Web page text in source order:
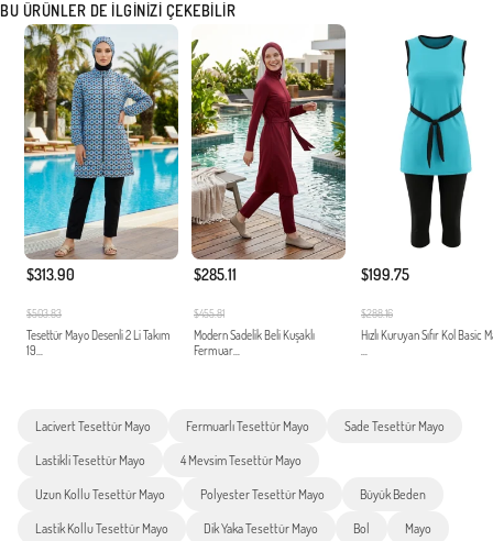
BU ÜRÜNLER DE İLGINIZI ÇEKEBILIR
$313.90
$503.83
Tesettür Mayo Desenli 2 Li Takım
19...
$285.11
$455.81
Modern Sadelik Beli Kuşaklı
Fermuar...
$199.75
$288.16
Hızlı Kuruyan Sıfır Kol Basic
...
Lacivert Tesettür Mayo Fermuarlı Tesettür Mayo Sade Tesettür Mayo
Lastikli Tesettür Mayo 4 Mevsim Tesettür Mayo
Uzun Kollu Tesettür Mayo Polyester Tesettür Mayo Büyük Beden
Lastik Kollu Tesettür Mayo Dik Yaka Tesettür Mayo Bol Mayo